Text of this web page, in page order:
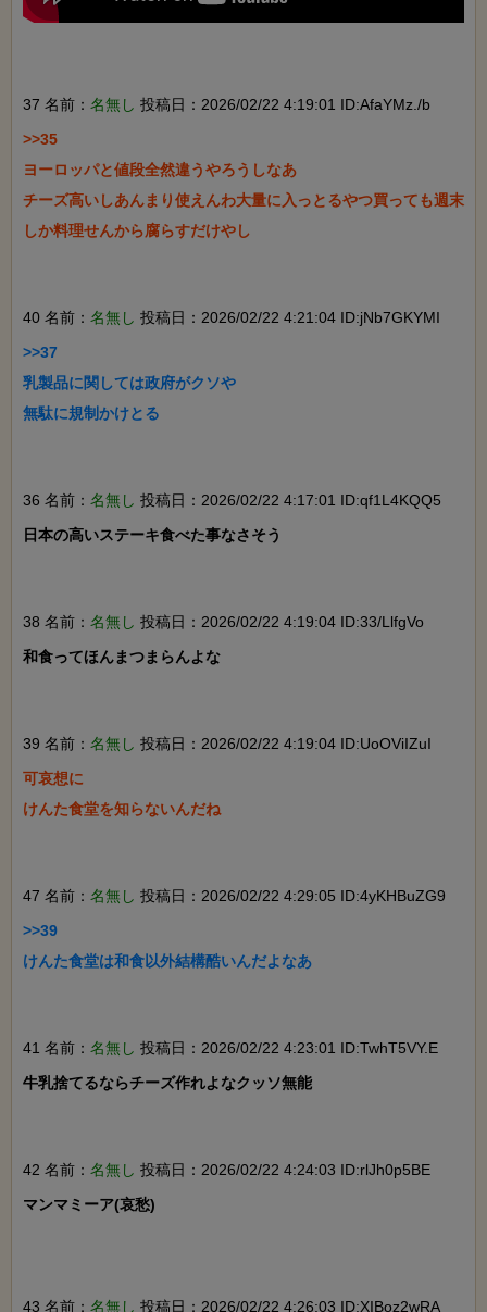
37 名前： 名無し 投稿日：2026/02/22 4:19:01 ID:AfaYMz./b
>>35
ヨーロッパと値段全然違うやろうしなあ
チーズ高いしあんまり使えんわ大量に入っとるやつ買っても週末
しか料理せんから腐らすだけやし
40 名前： 名無し 投稿日：2026/02/22 4:21:04 ID:jNb7GKYMI
>>37
乳製品に関しては政府がクソや
無駄に規制かけとる
36 名前： 名無し 投稿日：2026/02/22 4:17:01 ID:qf1L4KQQ5
日本の高いステーキ食べた事なさそう
38 名前： 名無し 投稿日：2026/02/22 4:19:04 ID:33/LlfgVo
和食ってほんまつまらんよな
39 名前： 名無し 投稿日：2026/02/22 4:19:04 ID:UoOViIZuI
可哀想に
けんた食堂を知らないんだね
47 名前： 名無し 投稿日：2026/02/22 4:29:05 ID:4yKHBuZG9
>>39
けんた食堂は和食以外結構酷いんだよなあ
41 名前： 名無し 投稿日：2026/02/22 4:23:01 ID:TwhT5VY.E
牛乳捨てるならチーズ作れよなクッソ無能
42 名前： 名無し 投稿日：2026/02/22 4:24:03 ID:rlJh0p5BE
マンマミーア(哀愁)
43 名前： 名無し 投稿日：2026/02/22 4:26:03 ID:XIBoz2wRA